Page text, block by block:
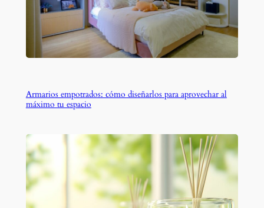
Armarios empotrados: cómo diseñarlos para aprovechar al
máximo tu espacio